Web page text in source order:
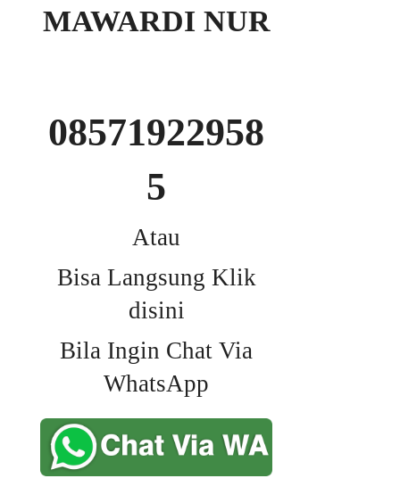
MAWARDI NUR
08571922958
5
Atau
Bisa Langsung Klik
disini
Bila Ingin Chat Via
WhatsApp